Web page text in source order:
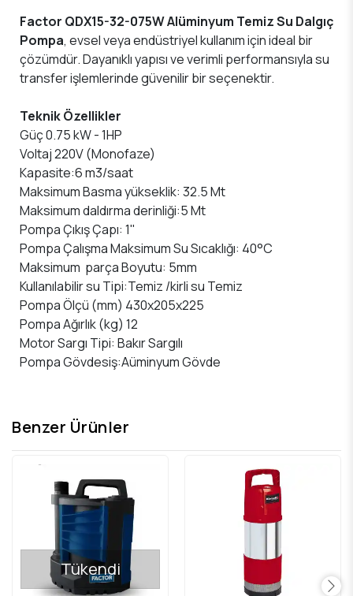
Factor QDX15-32-075W Alüminyum Temiz Su Dalgıç
Pompa, evsel veya endüstriyel kullanım için ideal bir
çözümdür. Dayanıklı yapısı ve verimli performansıyla su
transfer işlemlerinde güvenilir bir seçenektir.
Teknik Özellikler
Güç 0.75 kW - 1HP
Voltaj 220V (Monofaze)
Kapasite:6 m3/saat
Maksimum Basma yükseklik: 32.5 Mt
Maksimum daldırma derinliği:5 Mt
Pompa Çıkış Çapı: 1''
Pompa Çalışma Maksimum Su Sıcaklığı: 40°C
Maksimum parça Boyutu: 5mm
Kullanılabilir su Tipi:Temiz /kirli su Temiz
Pompa Ölçü (mm) 430x205x225
Pompa Ağırlık (kg) 12
Motor Sargı Tipi: Bakır Sargılı
Pompa Gövdesiş:Aüminyum Gövde
Benzer Ürünler
Tükendi